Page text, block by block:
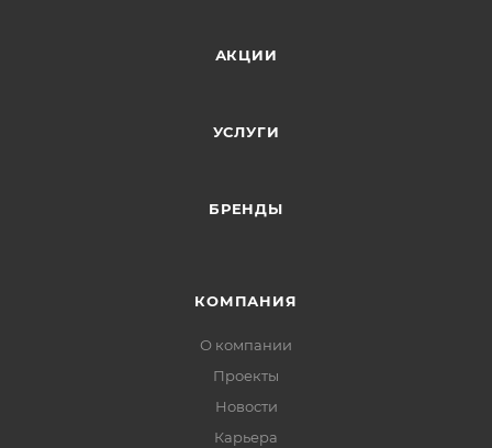
АКЦИИ
УСЛУГИ
БРЕНДЫ
КОМПАНИЯ
О компании
Проекты
Новости
Карьера